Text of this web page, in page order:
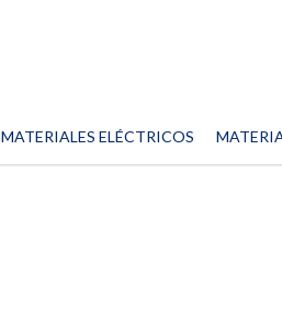
MATERIALES ELÉCTRICOS